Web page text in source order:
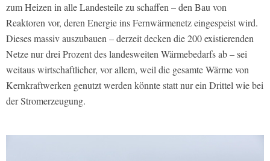
zum Heizen in alle Landesteile zu schaffen – den Bau von
Reaktoren vor, deren Energie ins Fernwärmenetz eingespeist wird.
Dieses massiv auszubauen – derzeit decken die 200 existierenden
Netze nur drei Prozent des landesweiten Wärmebedarfs ab – sei
weitaus wirtschaftlicher, vor allem, weil die gesamte Wärme von
Kernkraftwerken genutzt werden könnte statt nur ein Drittel wie bei
der Stromerzeugung.